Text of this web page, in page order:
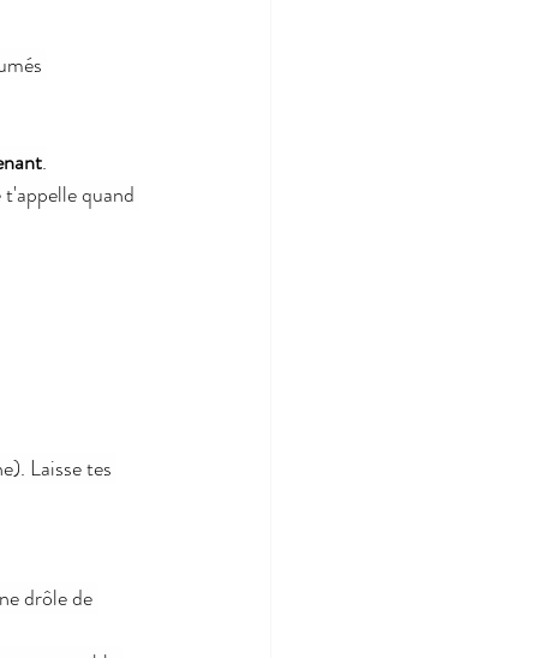
.
quand
Laisse tes
drôle de